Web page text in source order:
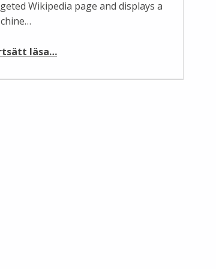
Wikipedia page and displays a
läsa…